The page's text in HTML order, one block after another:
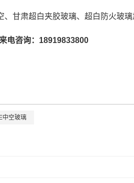
甘肃超白夹胶玻璃、超白防火玻
电咨询：18919833800
中空玻璃